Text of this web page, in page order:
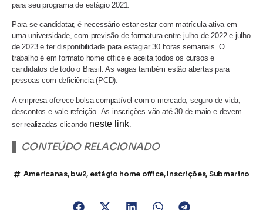
para seu programa de estágio 2021.
Para se candidatar, é necessário estar estar com matrícula ativa em
uma universidade, com previsão de formatura entre julho de 2022 e julho
de 2023 e ter disponibilidade para estagiar 30 horas semanais. O
trabalho é em formato home office e aceita todos os cursos e
candidatos de todo o Brasil. As vagas também estão abertas para
pessoas com deficiência (PCD).
A empresa oferece bolsa compatível com o mercado, seguro de vida,
descontos e vale-refeição. As inscrições vão até 30 de maio e devem
ser realizadas clicando neste link
CONTEÚDO RELACIONADO
Americanas, bw2, estágio home office, Inscrições, Submarino